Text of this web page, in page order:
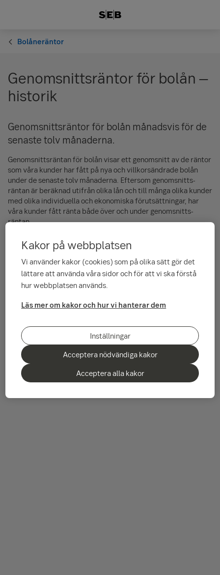
Bolåneräntor
Genomsnittsräntor för bolån –
historik
Genomsnittsräntor för bolån månadsvis för de
senaste tolv månaderna.
Genomsnitts­räntan för bolån visar ett genomsnitt av de räntor
som våra kunder har fått på nya och villkors­ändrade bolån
under de senaste tolv månaderna. Eftersom genomsnitts­
räntan är beräknad utifrån olika lån och till många olika kunder
med olika individuella och ekonomiska förut­sättningar, har
våra kunder fått ränta både över och under genomsnitts­
räntan.
Vilken ränta just du får beror på många olika faktorer, till
exempel dina ekonomiska förutsättningar, hur stora lån du har
i förhållande till bostadens värde och det rådande ränte- och
marknadsläget.
genomsnittsränta.
Kakor på webbplatsen
Vi använder kakor (cookies) som på olika sätt gör det
lättare att använda våra sidor och för att vi ska förstå
hur webbplatsen används.
Läs mer om kakor och hur vi hanterar dem
Inställningar
Acceptera nödvändiga kakor
Acceptera alla kakor